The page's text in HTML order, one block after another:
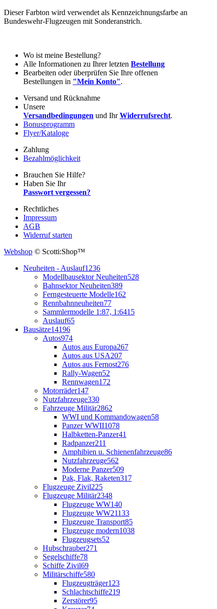
Dieser Farbton wird verwendet als Kennzeichnungsfarbe an
Bundeswehr-Flugzeugen mit Sonderanstrich.
Wo ist meine Bestellung?
Alle Informationen zu Ihrer letzten Bestellung
Bearbeiten oder überprüfen Sie Ihre offenen
Bestellungen in "Mein Konto".
Versand und Rücknahme
Unsere
Versandbedingungen und IhrWiderrufsrecht.
Bonusprogramm
Flyer/Kataloge
Zahlung
Bezahlmöglichkeit
Brauchen Sie Hilfe?
Haben Sie Ihr
Passwort vergessen?
Rechtliches
Impressum
AGB
Widerruf starten
Webshop © Scotti:Shop™
Neuheiten - Auslauf1236
Modellbausektor Neuheiten528
Bahnsektor Neuheiten389
Ferngesteuerte Modelle162
Rennbahnneuheiten77
Sammlermodelle 1:87, 1:6415
Auslauf65
Bausätze14196
Autos974
Autos aus Europa267
Autos aus USA207
Autos aus Fernost276
Rally-Wagen52
Rennwagen172
Motorräder147
Nutzfahrzeuge330
Fahrzeuge Militär2862
WWI und Kommandowagen58
Panzer WWII1078
Halbketten-Panzer41
Radpanzer211
Amphibien u. Schienenfahrzeuge86
Nutzfahrzeuge562
Moderne Panzer509
Pak, Flak, Raketen317
Flugzeuge Zivil225
Flugzeuge Militär2348
Flugzeuge WW140
Flugzeuge WW21133
Flugzeuge Transport85
Flugzeuge modern1038
Flugzeugsets52
Hubschrauber271
Segelschiffe78
Schiffe Zivil69
Militärschiffe580
Flugzeugträger123
Schlachtschiffe219
Zerstörer95